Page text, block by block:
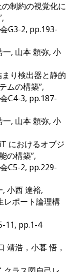
制約の視覚化に
G3-2, pp.193-
, 山本 頼弥, 小
り検出器と静的
ムの構築”,
C4-3, pp.187-
, 山本 頼弥, 小
におけるオブジ
の構築”,
C5-2, pp.229-
小西 達裕,
レポート論理構
11, pp.1-4
靖浩，小暮 悟，